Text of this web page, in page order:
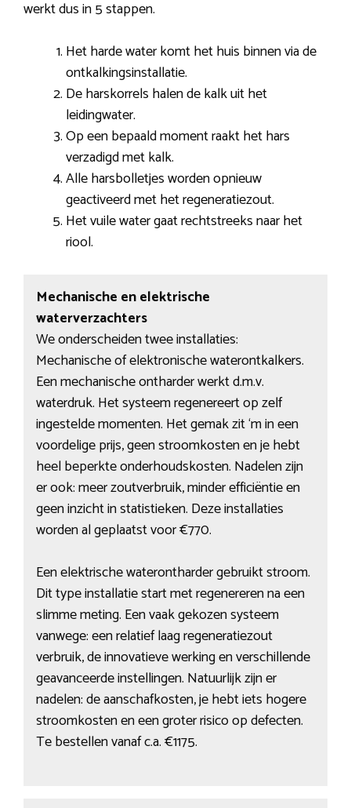
werkt dus in 5 stappen.
Het harde water komt het huis binnen via de
ontkalkingsinstallatie.
De harskorrels halen de kalk uit het
leidingwater.
Op een bepaald moment raakt het hars
verzadigd met kalk.
Alle harsbolletjes worden opnieuw
geactiveerd met het regeneratiezout.
Het vuile water gaat rechtstreeks naar het
riool.
Mechanische en elektrische
waterverzachters
We onderscheiden twee installaties:
Mechanische of elektronische waterontkalkers.
Een mechanische ontharder werkt d.m.v.
waterdruk. Het systeem regenereert op zelf
ingestelde momenten. Het gemak zit ‘m in een
voordelige prijs, geen stroomkosten en je hebt
heel beperkte onderhoudskosten. Nadelen zijn
er ook: meer zoutverbruik, minder efficiëntie en
geen inzicht in statistieken. Deze installaties
worden al geplaatst voor €770.
Een elektrische waterontharder gebruikt stroom.
Dit type installatie start met regenereren na een
slimme meting. Een vaak gekozen systeem
vanwege: een relatief laag regeneratiezout
verbruik, de innovatieve werking en verschillende
geavanceerde instellingen. Natuurlijk zijn er
nadelen: de aanschafkosten, je hebt iets hogere
stroomkosten en een groter risico op defecten.
Te bestellen vanaf c.a. €1175.